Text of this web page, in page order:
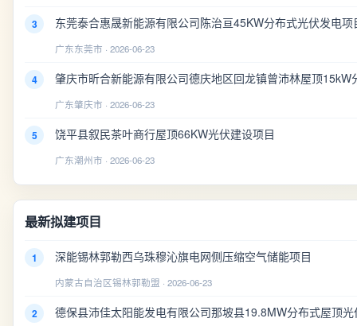
3 东莞泰合惠晟新能源有限公司陈治亘45KW分布式光伏发电项
广东东莞市 · 2026-06-23
4 肇庆市昕合新能源有限公司德庆地区回龙镇曾沛林屋顶15kW
广东肇庆市 · 2026-06-23
5 饶平县叙民茶叶商行屋顶66KW光伏建设项目
广东潮州市 · 2026-06-23
最新拟建项目
1 深能锡林郭勒西乌珠穆沁旗电网侧压缩空气储能项目
内蒙古自治区锡林郭勒盟 · 2026-06-23
2 德保县沛佳太阳能发电有限公司那坡县19.8MW分布式屋顶